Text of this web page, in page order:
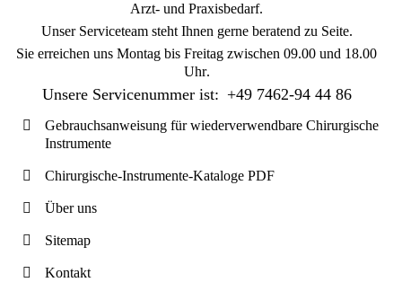
Arzt- und Praxisbedarf.
Unser Serviceteam steht Ihnen gerne beratend zu Seite.
Sie erreichen uns Montag bis Freitag zwischen 09.00 und 18.00
Uhr.
Unsere Servicenummer ist: +49 7462-94 44 86
Gebrauchsanweisung für wiederverwendbare Chirurgische
Instrumente
Chirurgische-Instrumente-Kataloge PDF
Über uns
Sitemap
Kontakt